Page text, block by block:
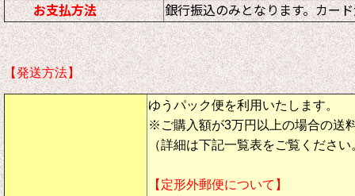
お支払方法 銀行振込のみとなります。カー
【発送方法】
ゆうパック便を利用いたします。
※ご購入額が3万円以上の場合の送
（詳細は下記一覧表をご覧ください
【定形外郵便について】